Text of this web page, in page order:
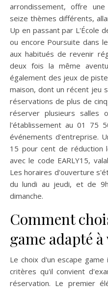
arrondissement, offre
seize thèmes différents,
Up en passant par L'École
ou encore Poursuite dans
aux habitués de revenir
deux fois la même
également des jeux de
maison, dont un récent jeu
réservations de plus de
réserver plusieurs salles
l'établissement au 01 75
événements d'entreprise.
15 pour cent de réduction
avec le code EARLY15,
Les horaires d'ouverture
du lundi au jeudi, et de
dimanche.
Comment
game adapté
Le choix d'un escape
critères qu'il convient
réservation. Le premier